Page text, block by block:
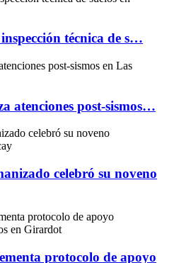
técnica de s…
atenciones post-sismos…
celebró su noveno
protocolo de apoyo